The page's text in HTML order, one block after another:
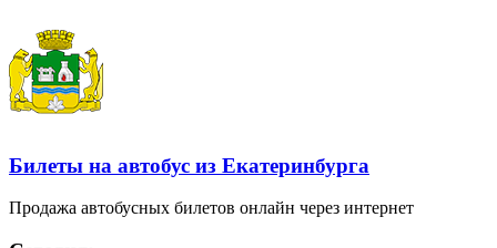
Билеты на автобус из Екатеринбурга
Продажа автобусных билетов онлайн через интернет